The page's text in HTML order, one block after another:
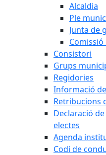
Alcaldia
Ple
Junta de
Consistori
Grups
Regidories
Informació
Retribucions
Declaració
electes
Agenda
Codi de